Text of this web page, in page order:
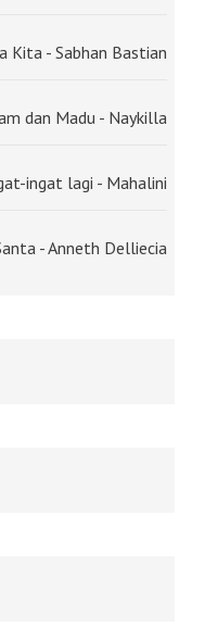
Kita - Sabhan Bastian
dan Madu - Naykilla
ingat lagi - Mahalini
- Anneth Delliecia